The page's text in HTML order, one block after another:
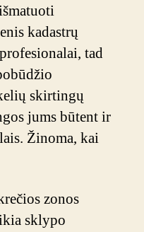
pasirinkimas
kadastrų
tad
skirtingų
jums būtent ir
Žinoma, kai
zonos
sklypo